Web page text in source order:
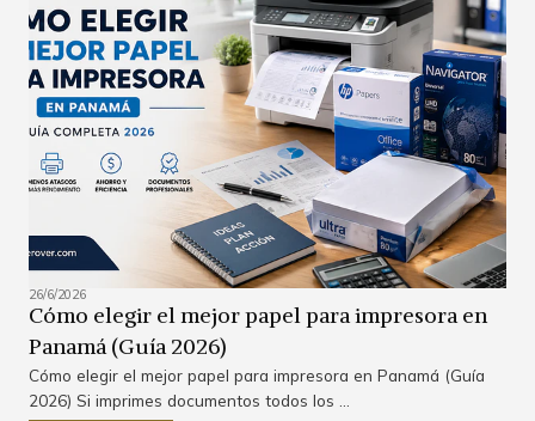
26/6/2026
Cómo elegir el mejor papel para impresora en
Panamá (Guía 2026)
Cómo elegir el mejor papel para impresora en Panamá (Guía
2026) Si imprimes documentos todos los ...